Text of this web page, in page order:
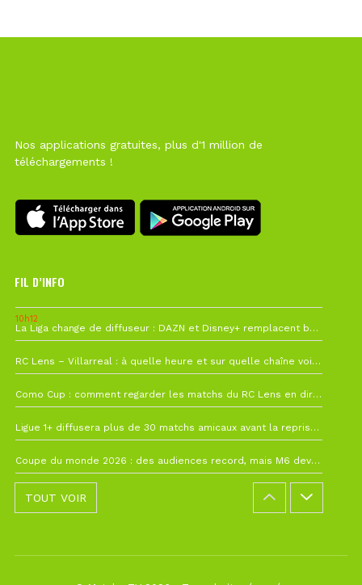
Nos applications gratuites, plus d'1 million de
téléchargements !
FIL D’INFO
10h12
La Liga change de diffuseur : DAZN et Disney+ remplacent beIN Sports !
RC Lens – Villarreal : à quelle heure et sur quelle chaîne voir la finale de la Como Cup ?
Como Cup : comment regarder les matchs du RC Lens en direct ?
Ligue 1+ diffusera plus de 30 matchs amicaux avant la reprise de la Ligue 1
Coupe du monde 2026 : des audiences record, mais M6 devrait perdre très gros !
TOUT VOIR